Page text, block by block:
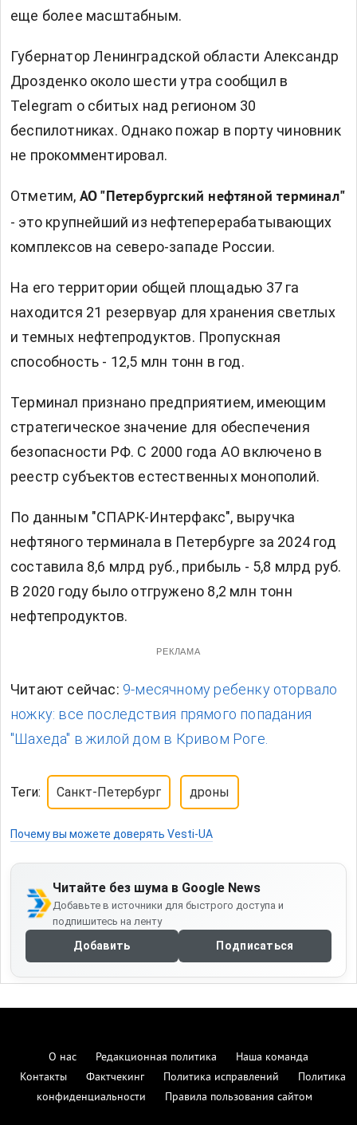
еще более масштабным.
Губернатор Ленинградской области Александр
Дрозденко около шести утра сообщил в
Telegram о сбитых над регионом 30
беспилотниках. Однако пожар в порту чиновник
не прокомментировал.
Отметим, АО "Петербургский нефтяной терминал"
- это крупнейший из нефтеперерабатывающих
комплексов на северо-западе России.
На его территории общей площадью 37 га
находится 21 резервуар для хранения светлых
и темных нефтепродуктов. Пропускная
способность - 12,5 млн тонн в год.
Терминал признано предприятием, имеющим
стратегическое значение для обеспечения
безопасности РФ. С 2000 года АО включено в
реестр субъектов естественных монополий.
По данным "СПАРК-Интерфакс", выручка
нефтяного терминала в Петербурге за 2024 год
составила 8,6 млрд руб., прибыль - 5,8 млрд руб.
В 2020 году было отгружено 8,2 млн тонн
нефтепродуктов.
РЕКЛАМА
Читают сейчас: 9-месячному ребенку оторвало
ножку: все последствия прямого попадания
"Шахеда" в жилой дом в Кривом Роге.
Теги: Санкт-Петербург дроны
Почему вы можете доверять Vesti-UA
Читайте без шума в Google News
Добавьте в источники для быстрого доступа и
подпишитесь на ленту
Добавить Подписаться
О нас Редакционная политика
Наша команда
Контакты
Фактчекинг Политика исправлений
Политика
конфиденциальности
Правила пользования сайтом